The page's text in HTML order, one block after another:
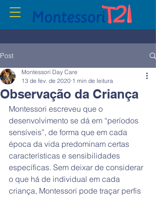
Post
Observação da Criança
Montessori Day Care
13 de fev. de 2020 1 min de leitura
Montessori escreveu que o
desenvolvimento se dá em “períodos
sensíveis”, de forma que em cada
época da vida predominam certas
características e sensibilidades
específicas. Sem deixar de considerar
o que há de individual em cada
criança, Montessori pode traçar perfis